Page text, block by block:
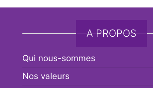
A PROPOS
Qui nous-sommes
Nos valeurs